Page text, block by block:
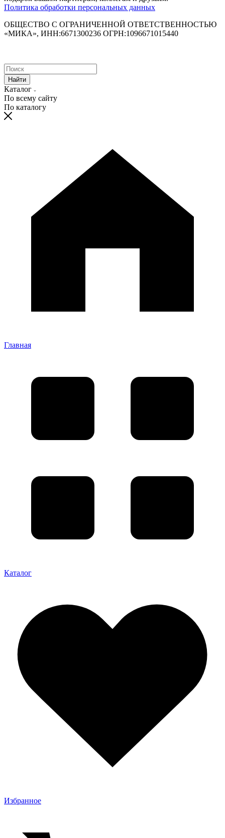
Политика обработки персональных данных
ОБЩЕСТВО С ОГРАНИЧЕННОЙ ОТВЕТСТВЕННОСТЬЮ
«МИКА», ИНН:6671300236 ОГРН:1096671015440
Найти
Каталог
По всему сайту
По каталогу
Главная
Каталог
Избранное